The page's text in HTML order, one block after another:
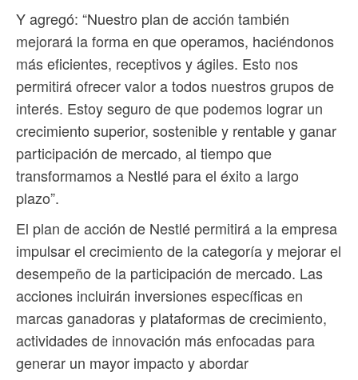
Y agregó: “Nuestro plan de acción también
mejorará la forma en que operamos, haciéndonos
más eficientes, receptivos y ágiles. Esto nos
permitirá ofrecer valor a todos nuestros grupos de
interés. Estoy seguro de que podemos lograr un
crecimiento superior, sostenible y rentable y ganar
participación de mercado, al tiempo que
transformamos a Nestlé para el éxito a largo
plazo”.
El plan de acción de Nestlé permitirá a la empresa
impulsar el crecimiento de la categoría y mejorar el
desempeño de la participación de mercado. Las
acciones incluirán inversiones específicas en
marcas ganadoras y plataformas de crecimiento,
actividades de innovación más enfocadas para
generar un mayor impacto y abordar